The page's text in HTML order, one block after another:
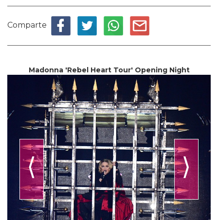
Comparte
Madonna 'Rebel Heart Tour' Opening Night
⟨ ⟩